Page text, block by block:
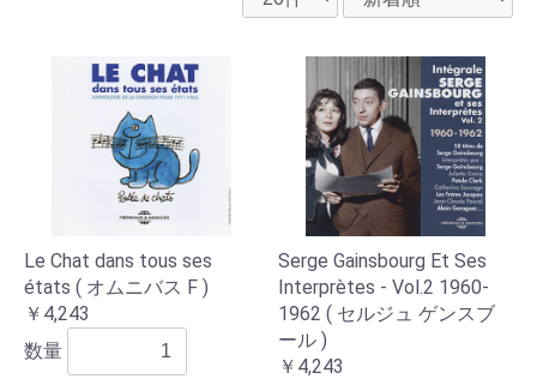
Le Chat dans tous ses
états ( オムニバス F )
￥4,243
数量
Serge Gainsbourg Et Ses
Interprètes - Vol.2 1960-
1962 ( セルジュ ゲンスブ
ール )
￥4,243